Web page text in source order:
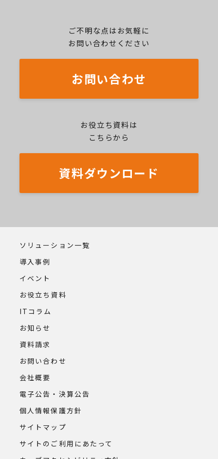
ご不明な点はお気軽に
お問い合わせください
お問い合わせ
お役立ち資料は
こちらから
資料ダウンロード
ソリューション一覧
導入事例
イベント
お役立ち資料
ITコラム
お知らせ
資料請求
お問い合わせ
会社概要
電子公告・決算公告
個人情報保護方針
サイトマップ
サイトのご利用にあたって